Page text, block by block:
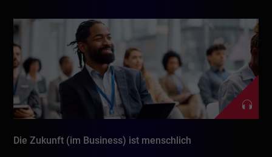
Die Zukunft (im Business) ist menschlich